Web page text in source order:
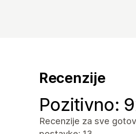
Recenzije
Pozitivno:
Recenzije za sve